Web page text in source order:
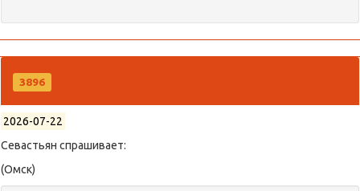
3896
2026-07-22
Севастьян спрашивает:
(Омск)